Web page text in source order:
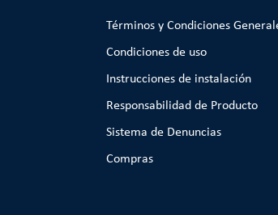
Términos y Condiciones
Condiciones de uso
Instrucciones de instalación
Responsabilidad de Producto
Sistema de Denuncias
Compras